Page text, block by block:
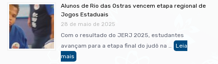
Alunos de Rio das Ostras vencem etapa regional de
Jogos Estaduais
28 de maio de 2025
Com o resultado do JERJ 2025, estudantes
avançam para a etapa final do judô na …